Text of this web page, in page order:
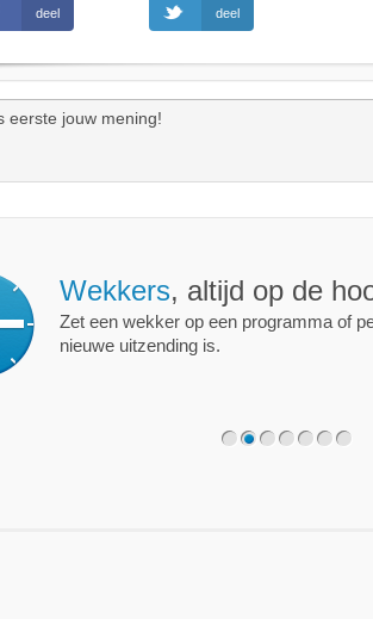
deel deel
Wekkers, altijd op de
Zet een wekker op een programma of
nieuwe uitzending is.